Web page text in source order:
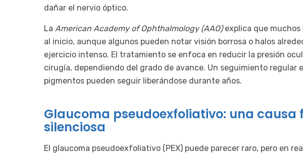
dañar el nervio óptico.
La American Academy of Ophthalmology (AAO)explica que muchos
al inicio, aunque algunos pueden notar visión borrosa o halos
ejercicio intenso. El tratamiento se enfoca en reducir la presión
cirugía, dependiendo del grado de avance. Un seguimiento regular
pigmentos pueden seguir liberándose durante años.
Glaucoma pseudoexfoliativo: una causa
silenciosa
El glaucoma pseudoexfoliativo (PEX) puede parecer raro, pero en